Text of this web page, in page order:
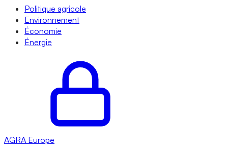
Politique agricole
Environnement
Économie
Énergie
AGRA Europe